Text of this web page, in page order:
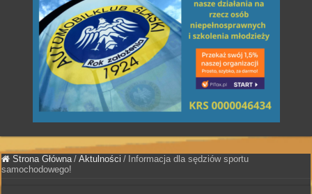
Strona Główna / Aktulności / Informacja dla sędziów sportu
samochodowego!